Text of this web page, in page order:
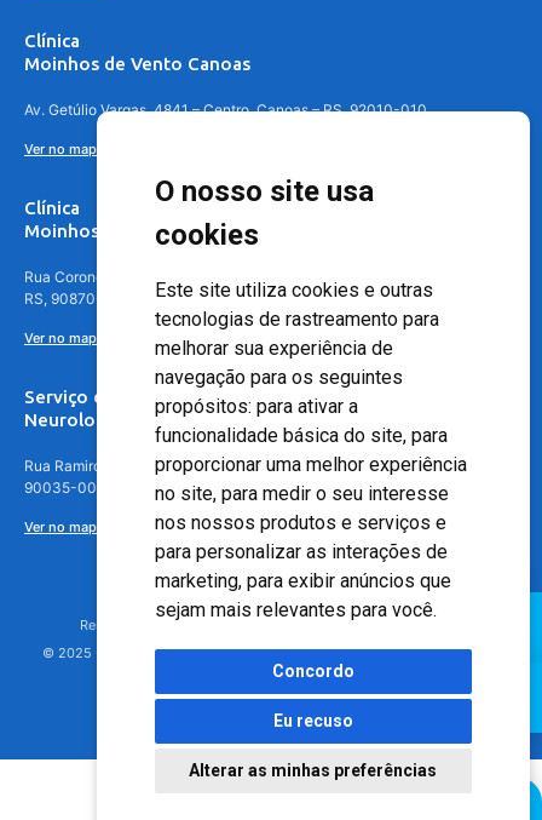
O nosso site usa
cookies
Este site utiliza cookies e outras
tecnologias de rastreamento para
melhorar sua experiência de
navegação para os seguintes
propósitos: para ativar a
funcionalidade básica do site, para
proporcionar uma melhor experiência
no site, para medir o seu interesse
nos nossos produtos e serviços e
para personalizar as interações de
marketing, para exibir anúncios que
sejam mais relevantes para você.
Concordo
Eu recuso
Alterar as minhas preferências
Clínica
Moinhos de Vento Canoas
Av. Getúlio Vargas, 4841 – Centro, Canoas – RS, 92010-010
Ver no mapa
Clínica
Moinhos de Vento - Teresópolis
Rua Coronel Aparício Borges, 250 - 3º andar - Teresópolis, Porto Alegre -
RS, 90870-016
Ver no mapa
Serviço de
Neurologia
Rua Ramiro Barcelos, 630 – 5º andar – Floresta, Porto Alegre – RS,
90035-001
Ver no mapa
Responsável Técnico: Dr. Luiz Antonio Nasi - CREMERS 11217
© 2025 - Hospital Moinhos de Vento - Registro Empresa (CRM-RS): 425